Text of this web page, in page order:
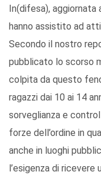
In(difesa),
hanno assistito ad
Secondo il nostro
pubblicato lo scorso
colpita da questo
ragazzi dai 10 ai 14
sorveglianza e
forze dell’ordine in
anche in luoghi
l’esigenza di